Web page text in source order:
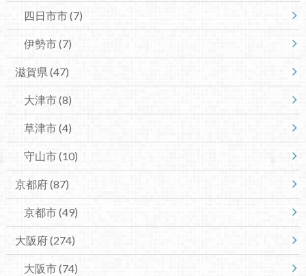
四日市市(7)
伊勢市(7)
滋賀県 (47)
大津市(8)
草津市(4)
守山市(10)
京都府(87)
京都市(49)
大阪府(274)
大阪市(74)